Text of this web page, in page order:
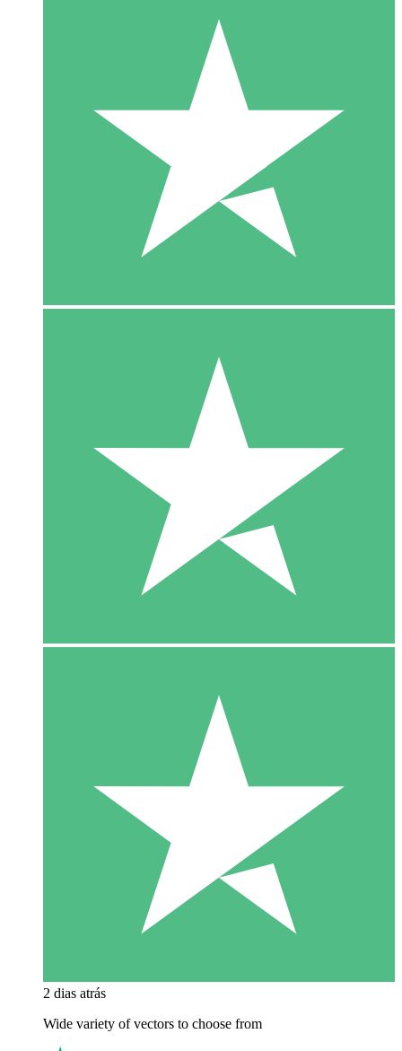
2 dias atrás
Wide variety of vectors to choose from